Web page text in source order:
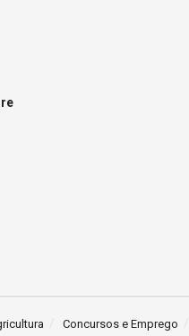
Concursos e Emprego